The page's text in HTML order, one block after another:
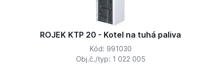
ROJEK KTP 20 - Kotel na tuhá paliva
Kód: 991030
Obj.č./typ: 1 022 005